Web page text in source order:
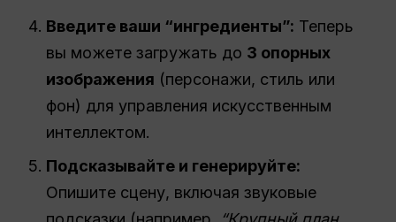
Введите ваши “ингредиенты”: Теперь
вы можете загружать до 3 опорных
изображения (персонажи, стиль или
фон) для управления искусственным
интеллектом.
Подсказывайте и генерируйте:
Опишите сцену, включая звуковые